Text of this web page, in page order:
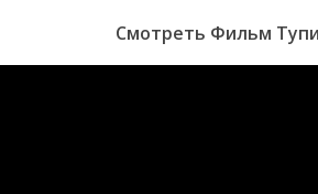
Смотреть Фильм